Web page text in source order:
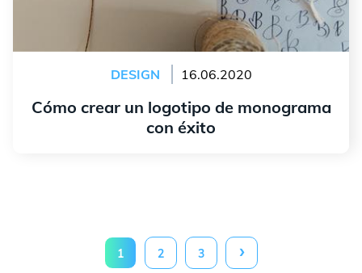
DESIGN 16.06.2020
Cómo crear un logotipo de monograma
con éxito
1 2 3 ›